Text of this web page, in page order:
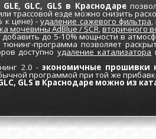
GLC, GLS в Краснодаре
трассовой езде можно снизить
к цене) -удаление сажевого фильтра,
мочевины AdBlue / SCR,вторичного
до 5-10% мощности в
программа позволяет
доступноудаление катализатора
2.0 -экономичные прошивки
программой при той же
GLS в Краснодаре можно из